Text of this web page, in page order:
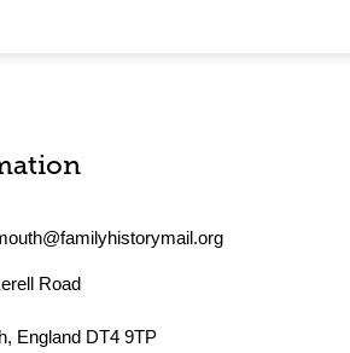
Road
, England DT4 9TP